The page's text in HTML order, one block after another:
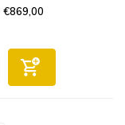
€869,00